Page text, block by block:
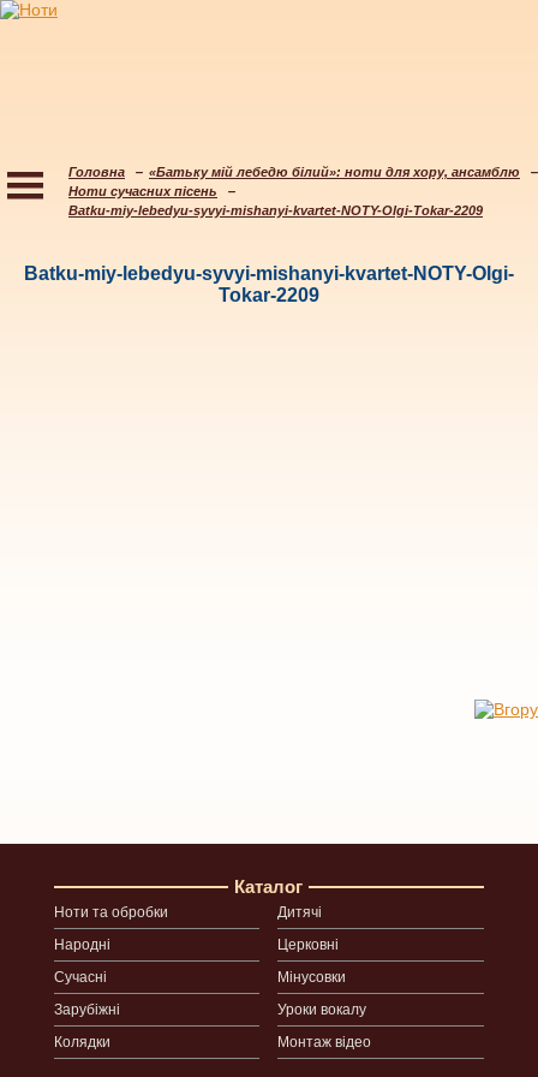
Головна
«Батьку мій лебедю білий»: ноти для хору, ансамблю
Ноти сучасних пісень
Batku-miy-lebedyu-syvyi-mishanyi-kvartet-NOTY-Olgi-Tokar-2209
Batku-miy-lebedyu-syvyi-mishanyi-kvartet-NOTY-Olgi-
Tokar-2209
Каталог
Ноти та обробки
Народні
Сучасні
Зарубіжні
Колядки
Дитячі
Церковні
Мінусовки
Уроки вокалу
Монтаж відео